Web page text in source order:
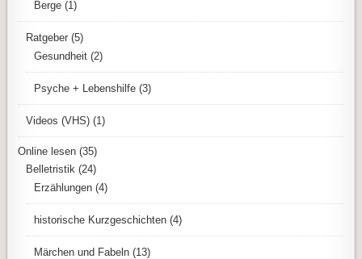
Berge (1)
Ratgeber (5)
Gesundheit (2)
Psyche + Lebenshilfe (3)
Videos (VHS) (1)
Online lesen (35)
Belletristik (24)
Erzählungen (4)
historische Kurzgeschichten (4)
Märchen und Fabeln (13)